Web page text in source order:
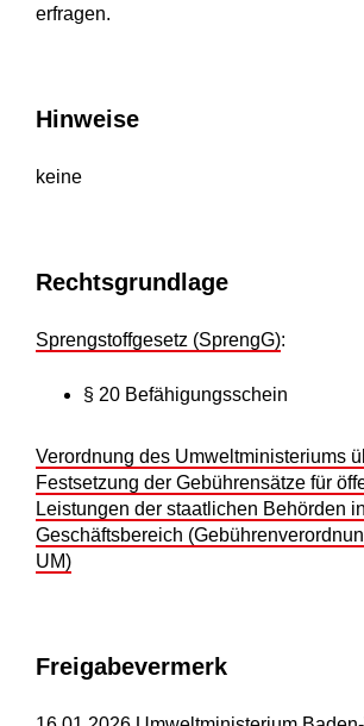
erfragen.
Hinweise
keine
Rechtsgrundlage
Sprengstoffgesetz (SprengG):
§ 20 Befähigungsschein
Verordnung des Umweltministeriums
Festsetzung der Gebührensätze für
Leistungen der staatlichen Behörden
Geschäftsbereich
UM)
Freigabevermerk